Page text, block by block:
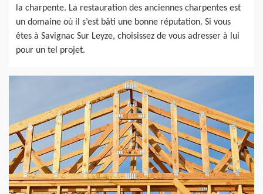
la charpente. La restauration des anciennes charpentes est
un domaine où il s’est bâti une bonne réputation. Si vous
êtes à Savignac Sur Leyze, choisissez de vous adresser à lui
pour un tel projet.